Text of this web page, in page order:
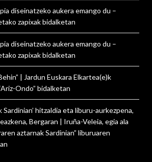
diseinatzeko aukera emango du –
zapixakbidalketan
diseinatzeko aukera emango du –
zapixakbidalketan
| Jardun Euskara Elkartea(e)k
Ondo” bidalketan
Sardinian’ hitzaldia eta liburu-aurkezpena,
Bergaran | Iruña-Veleia, egia ala
aztarnak Sardinian” liburuaren